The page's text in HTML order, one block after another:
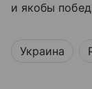
и якобы
Украина